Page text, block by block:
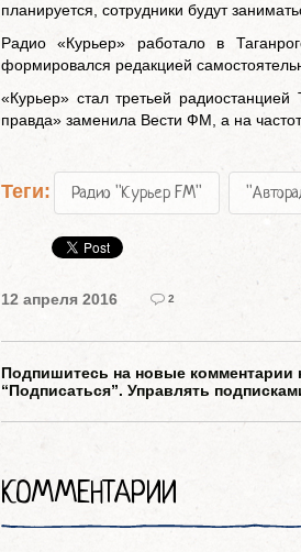
планируется, сотрудники будут
Радио «Курьер» работало в
формировался редакцией
«Курьер» стал третьей
правда» заменила Вести ФМ, а на
Теги: Радио "Курьер FM"
12 апреля 2016 2
Подпишитесь на новые комментарии
“Подписаться”. Управлять
КОММЕНТАРИИ